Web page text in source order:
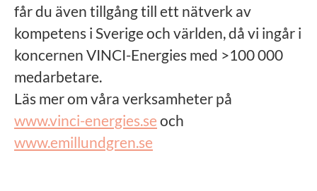
får du även tillgång till ett nätverk av
kompetens i Sverige och världen, då vi ingår i
koncernen VINCI-Energies med >100 000
medarbetare.
Läs mer om våra verksamheter på
www.vinci-energies.se och
www.emillundgren.se